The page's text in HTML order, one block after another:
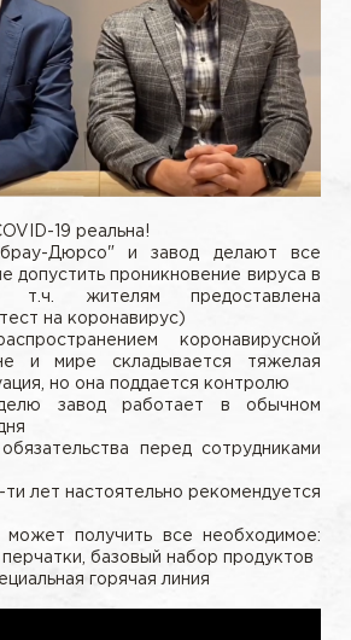
19 реальна!
Дюрсо" и завод делают все
допустить проникновение вируса в
жителям предоставлена
на коронавирус)
коронавирусной
и мире складывается тяжелая
но она поддается контролю
завод работает в обычном
перед сотрудниками
лет настоятельно рекомендуется
получить все необходимое:
перчатки, базовый набор продуктов
горячая линия